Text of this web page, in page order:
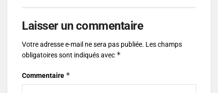
Laisser un commentaire
Votre adresse e-mail ne sera pas publiée. Les champs
obligatoires sont indiqués avec *
Commentaire *